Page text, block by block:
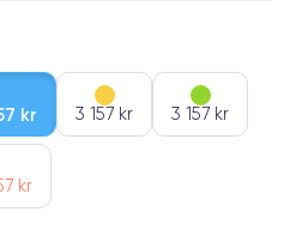
kr 3 157 kr 3 157 kr
kr